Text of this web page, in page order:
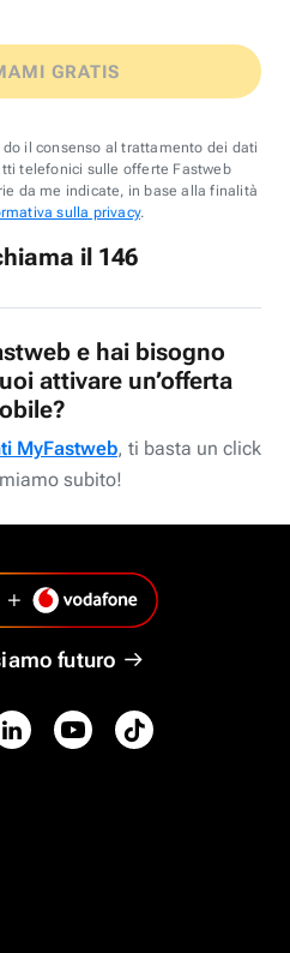
GRATIS
il consenso al trattamento dei dati
telefonici sulle offerte Fastweb
da me indicate, in base alla finalità
sulla privacy.
il 146
e hai bisogno
attivare un’offerta
MyFastweb, ti basta un click
subito!
futuro